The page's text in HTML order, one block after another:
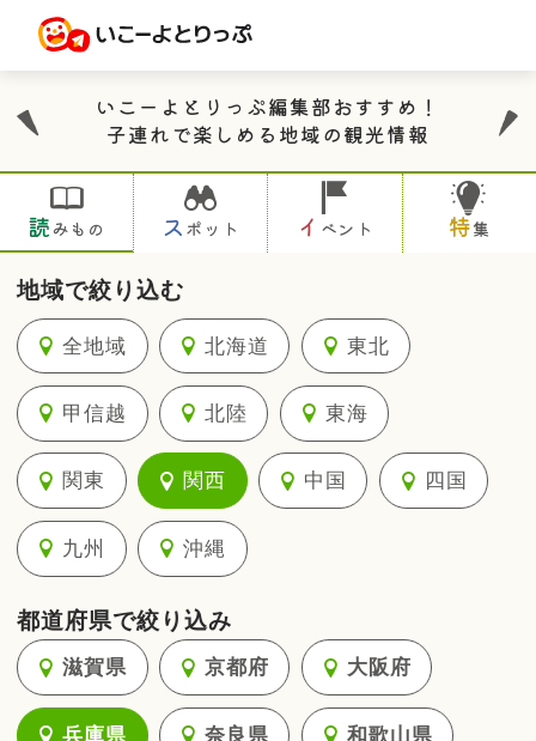
いこーよとりっぷ編集部おすすめ！
子連れで楽しめる地域の観光情報
読みもの スポット イ ベント 特集
地域で絞り込む
全地域 北海道 東北
甲信越 北陸 東海
関東 関西 中国 四国
九州 沖縄
都道府県で絞り込み
滋賀県 京都府 大阪府
兵庫県 奈良県 和歌山県